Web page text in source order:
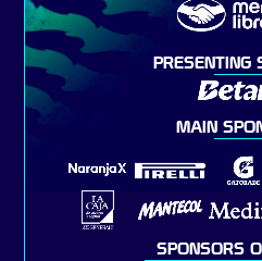
PRESENTING
MAIN
SPONSORS